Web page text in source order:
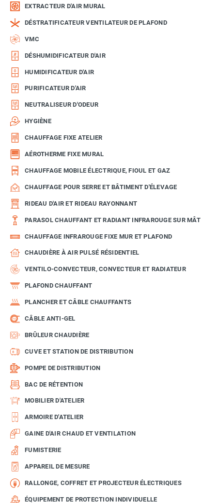
EXTRACTEUR D'AIR MURAL
DÉSTRATIFICATEUR VENTILATEUR DE PLAFOND
VMC
DÉSHUMIDIFICATEUR D'AIR
HUMIDIFICATEUR D'AIR
PURIFICATEUR D'AIR
NEUTRALISEUR D'ODEUR
HYGIÈNE
CHAUFFAGE FIXE ATELIER
AÉROTHERME FIXE MURAL
CHAUFFAGE MOBILE ÉLECTRIQUE, FIOUL ET GAZ
CHAUFFAGE POUR SERRE ET BÂTIMENT D'ÉLEVAGE
RIDEAU D'AIR ET RIDEAU RAYONNANT
PARASOL CHAUFFANT ET RADIANT INFRAROUGE SUR MÂT
CHAUFFAGE INFRAROUGE FIXE MUR ET PLAFOND
CHAUDIÈRE À AIR PULSÉ RÉSIDENTIEL
VENTILO-CONVECTEUR, CONVECTEUR ET RADIATEUR
PLAFOND CHAUFFANT
PLANCHER ET CÂBLE CHAUFFANTS
CÂBLE ANTI-GEL
BRÛLEUR CHAUDIÈRE
CUVE ET STATION DE DISTRIBUTION
POMPE DE DISTRIBUTION
BAC DE RÉTENTION
MOBILIER D'ATELIER
ARMOIRE D'ATELIER
GAINE D'AIR CHAUD ET VENTILATION
FUMISTERIE
APPAREIL DE MESURE
RALLONGE, COFFRET ET PROJECTEUR ÉLECTRIQUES
ÉQUIPEMENT DE PROTECTION INDIVIDUELLE